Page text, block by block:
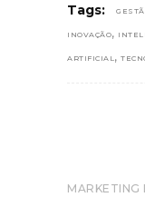
Tags:
INOVAÇÃO,
ARTIFICIAL,
MARKETING